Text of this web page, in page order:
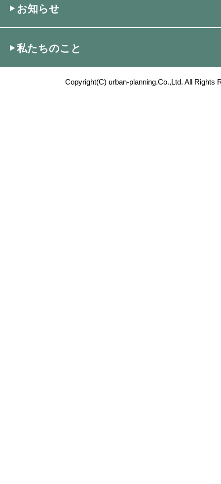
お知らせ
私たちのこと
Copyright(C) urban-planning.Co.,Ltd. All Rights